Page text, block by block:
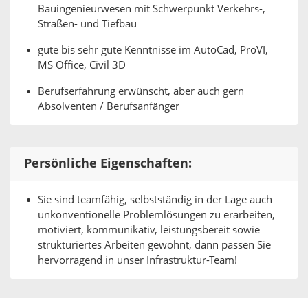
Bauingenieurwesen mit Schwerpunkt Verkehrs-,
Straßen- und Tiefbau
gute bis sehr gute Kenntnisse im AutoCad, ProVI,
MS Office, Civil 3D
Berufserfahrung erwünscht, aber auch gern
Absolventen / Berufsanfänger
Persönliche Eigenschaften:
Sie sind teamfähig, selbstständig in der Lage auch
unkonventionelle Problemlösungen zu erarbeiten,
motiviert, kommunikativ, leistungsbereit sowie
strukturiertes Arbeiten gewöhnt, dann passen Sie
hervorragend in unser Infrastruktur-Team!